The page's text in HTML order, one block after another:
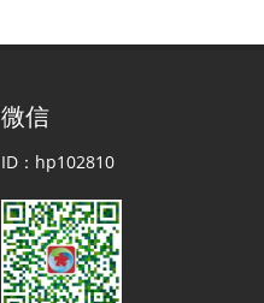
微信
ID：hp102810